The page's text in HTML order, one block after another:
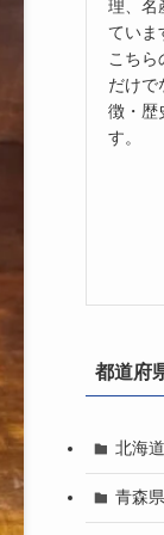
理、名
ていま
こちら
だけで
徴・歴
す。
都道府
北海道
青森県